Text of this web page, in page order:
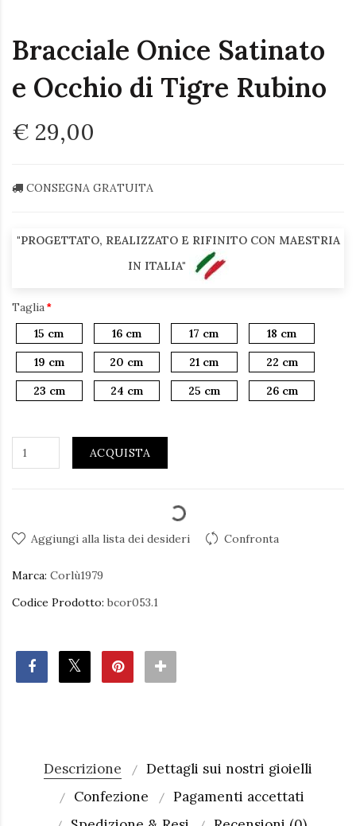
Bracciale Onice Satinato
e Occhio di Tigre Rubino
€ 29,00
CONSEGNA GRATUITA
"PROGETTATO, REALIZZATO E RIFINITO CON MAESTRIA
IN ITALIA"
Taglia
15 cm
16 cm 17 cm
18 cm
19 cm
20 cm 21 cm
22 cm
23 cm
24 cm 25 cm 26 cm
ACQUISTA
Aggiungi alla lista dei desideri Confronta
Marca: Corlù1979
Codice Prodotto: bcor053.1
Descrizione
Dettagli sui nostri gioielli
Confezione
Pagamenti accettati